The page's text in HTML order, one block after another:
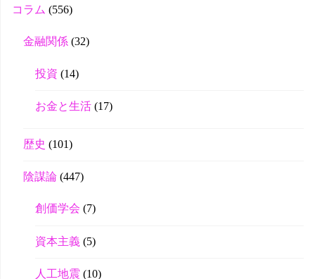
コラム (556)
金融関係 (32)
投資 (14)
お金と生活(17)
歴史 (101)
陰謀論 (447)
創価学会 (7)
資本主義(5)
人工地震 (10)